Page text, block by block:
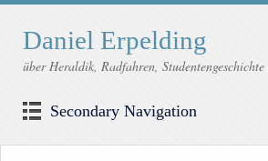
Daniel Erpelding
über Heraldik, Radfahren, Studentengeschichte
Secondary Navigation